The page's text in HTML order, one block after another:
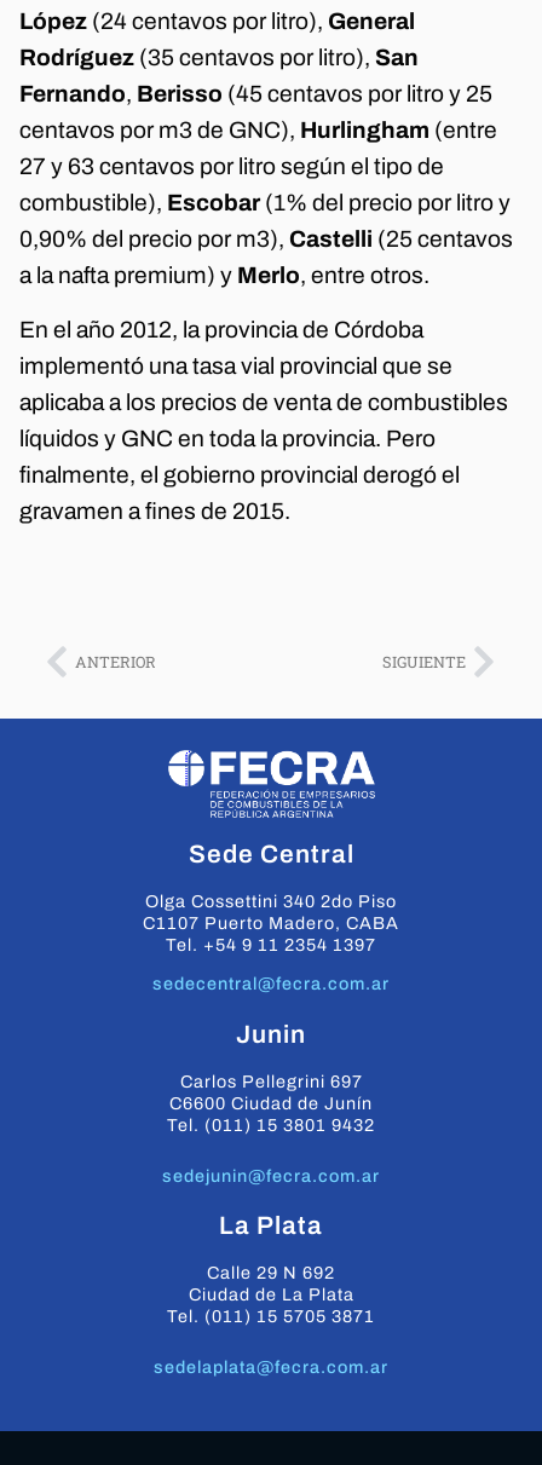
López (24 centavos por litro), General
Rodríguez (35 centavos por litro), San
Fernando, Berisso (45 centavos por litro y 25
centavos por m3 de GNC), Hurlingham (entre
27 y 63 centavos por litro según el tipo de
combustible), Escobar(1% del precio por litro y
0,90% del precio por m3), Castelli (25 centavos
a la nafta premium) y Merlo, entre otros.
En el año 2012, la provincia de Córdoba
implementó una tasa vial provincial que se
aplicaba a los precios de venta de combustibles
líquidos y GNC en toda la provincia. Pero
finalmente, el gobierno provincial derogó el
gravamen a fines de 2015.
ANTERIOR SIGUIENTE
Sede Central
Olga Cossettini 340 2do Piso
C1107 Puerto Madero, CABA
Tel. +54 9 11 2354 1397
sedecentral@fecra.com.ar
Junin
Carlos Pellegrini 697
C6600 Ciudad de Junín
Tel. (011) 15 3801 9432
sedejunin@fecra.com.ar
La Plata
Calle 29 N 692
Ciudad de La Plata
Tel. (011) 15 5705 3871
sedelaplata@fecra.com.ar